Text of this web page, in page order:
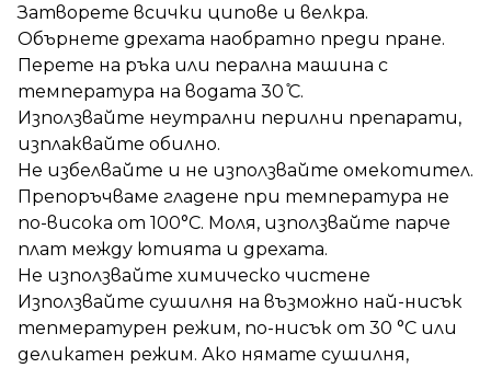
Затворете всички ципове и велкра.
Обърнете дрехата наобратно преди пране.
Перете на ръка или перална машина с
температура на водата 30 ̊С.
Използвайте неутрални перилни препарати,
изплаквайте обилно.
Не избелвайте и не използвайте омекотител.
Препоръчваме гладене при температура не
по-висока от 100°C. Моля, използвайте парче
плат между ютията и дрехата.
Не използвайте химическо чистене
Използвайте сушилня на възможно най-нисък
тепмературен режим, по-нисък от 30 °C или
деликатен режим. Ако нямате сушилня,